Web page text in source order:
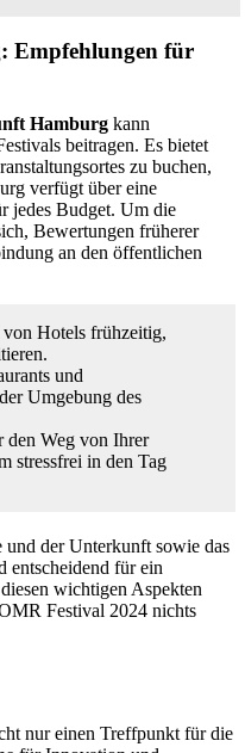
Empfehlungen für
Hamburg kann
beitragen. Es bietet
zu buchen,
verfügt über eine
jedes Budget. Um die
Bewertungen früherer
an den öffentlichen
Hotels frühzeitig,
und
Umgebung des
den Weg von Ihrer
stressfrei in den Tag
der Unterkunft sowie das
entscheidend für ein
wichtigen Aspekten
Festival 2024 nichts
nur einen Treffpunkt für die